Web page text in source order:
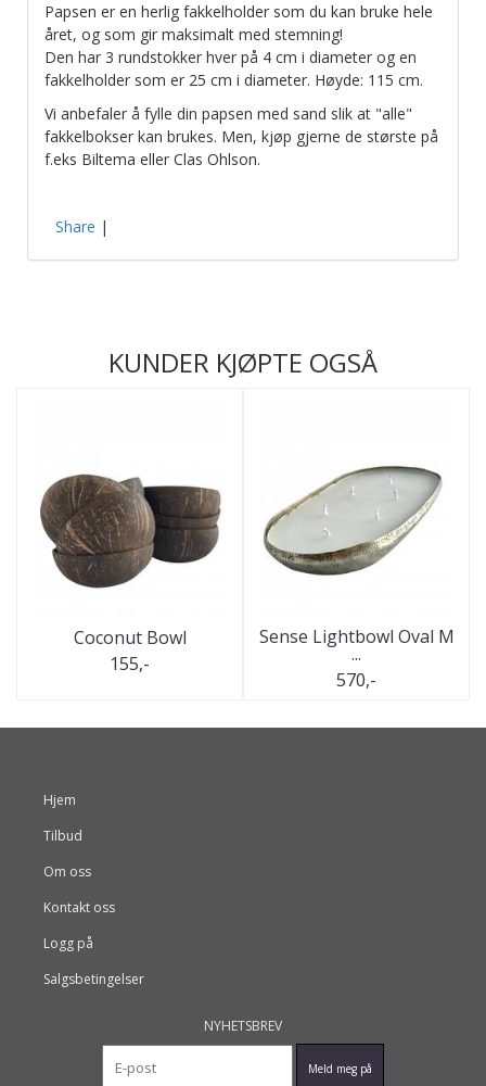
Papsen er en herlig fakkelholder som du kan bruke hele
året, og som gir maksimalt med stemning!
Den har 3 rundstokker hver på 4 cm i diameter og en
fakkelholder som er 25 cm i diameter. Høyde: 115 cm.
Vi anbefaler å fylle din papsen med sand slik at "alle"
fakkelbokser kan brukes. Men, kjøp gjerne de største på
f.eks Biltema eller Clas Ohlson.
Share |
KUNDER KJØPTE OGSÅ
Coconut Bowl
155,-
Sense Lightbowl Oval M
...
570,-
Hjem
Tilbud
Om oss
Kontakt oss
Logg på
Salgsbetingelser
NYHETSBREV